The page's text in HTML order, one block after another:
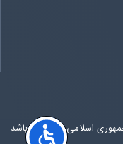
اسلامی ایران می باشد